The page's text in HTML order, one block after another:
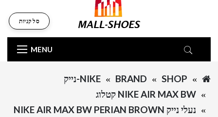
MENU
סל קניות
SHOP
BRAND
NIKE-נייק
NIKE AIR MAX BW קטלוג
נעלי נייק NIKE AIR MAX BW PERIAN BROWN